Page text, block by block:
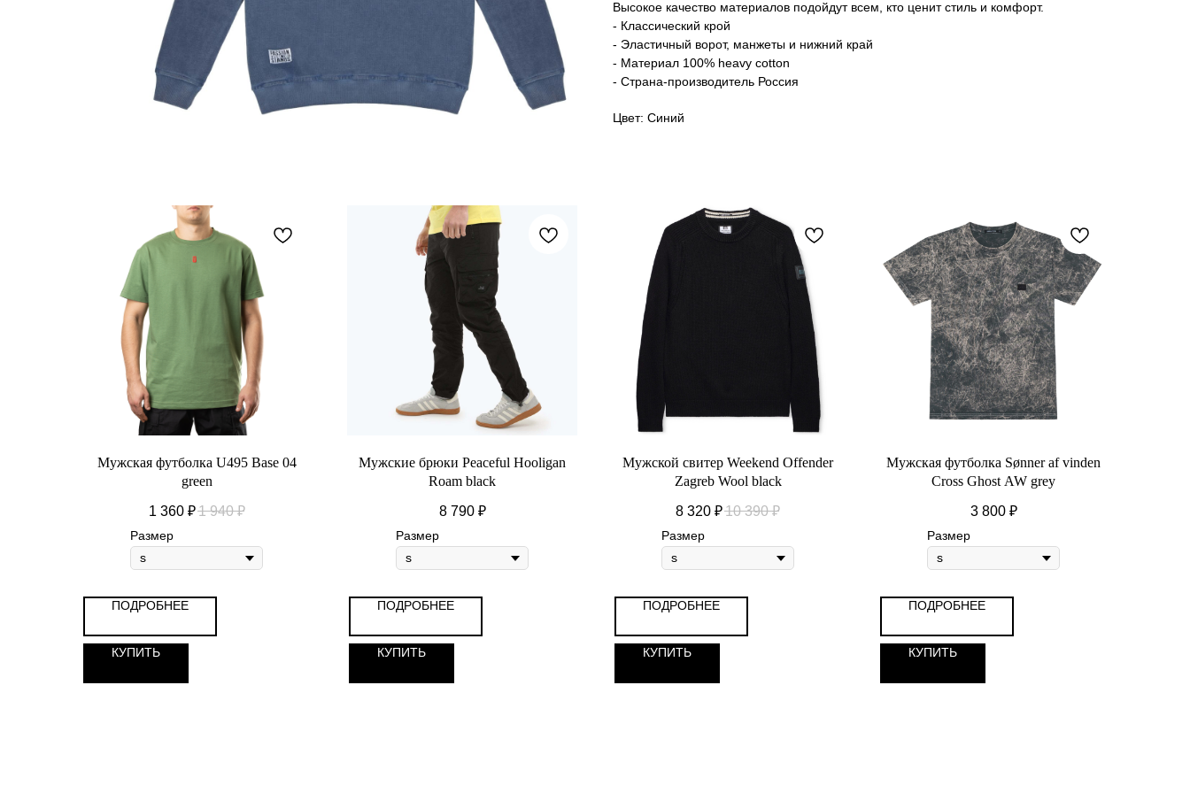
Высокое качество материалов подойдут всем, кто ценит стиль и комфорт.
- Классический крой
- Эластичный ворот, манжеты и нижний край
- Материал 100% heavy cotton
- Страна-производитель Россия
Цвет: Синий
Мужская футболка U495 Base 04
green
1 360 ₽1 940 ₽
Размер
ПОДРОБНЕЕ
КУПИТЬ
Мужские брюки Peaceful Hooligan
Roam black
8 790 ₽
Размер
ПОДРОБНЕЕ
КУПИТЬ
Мужской свитер Weekend Offender
Zagreb Wool black
8 320 ₽10 390 ₽
Размер
ПОДРОБНЕЕ
КУПИТЬ
Мужская футболка Sønner af vinden
Cross Ghost AW grey
3 800 ₽
Размер
ПОДРОБНЕЕ
КУПИТЬ